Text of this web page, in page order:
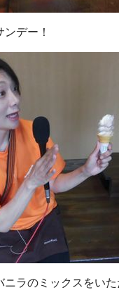
デー！
ニラのミックスをい